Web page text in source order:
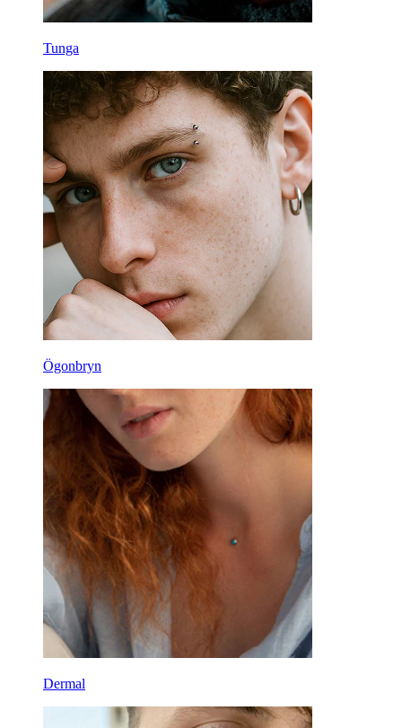
Tunga
Ögonbryn
Dermal